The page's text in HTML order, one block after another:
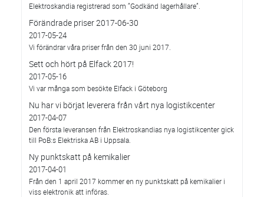
Elektroskandia registrerad som ”Godkänd lagerhållare”.
Förändrade priser 2017-06-30
2017-05-24
Vi förändrar våra priser från den 30 juni 2017.
Sett och hört på Elfack 2017!
2017-05-16
Vi var många som besökte Elfack i Göteborg
Nu har vi börjat leverera från vårt nya logistikcenter
2017-04-07
Den första leveransen från Elektroskandias nya logistikcenter gick
till PoB:s Elektriska AB i Uppsala.
Ny punktskatt på kemikalier
2017-04-01
Från den 1 april 2017 kommer en ny punktskatt på kemikalier i
viss elektronik att införas.